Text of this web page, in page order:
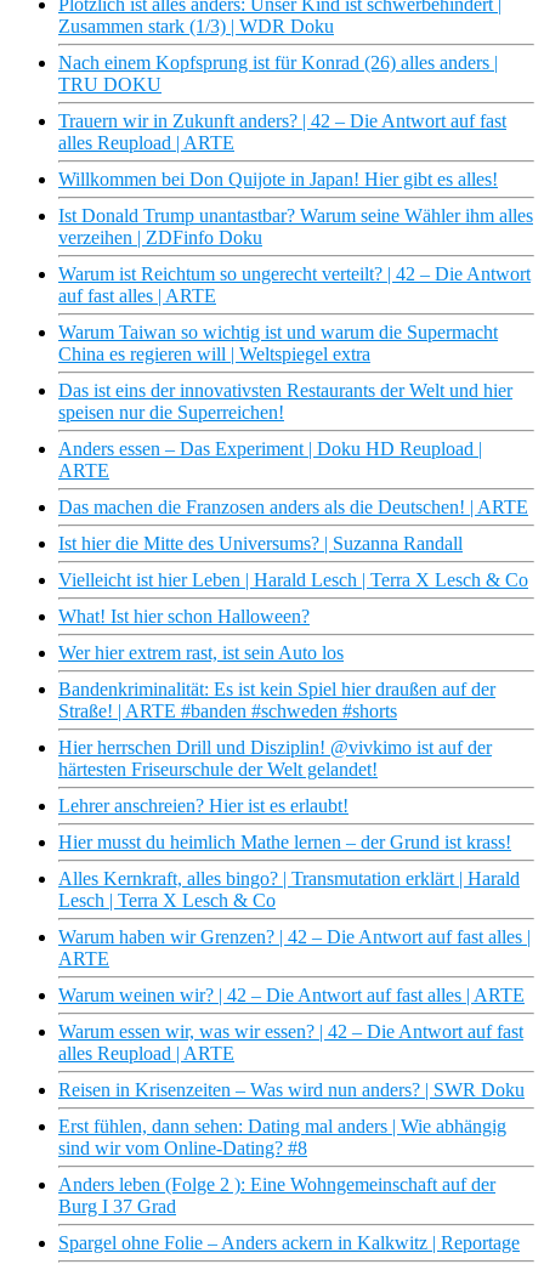
Plötzlich ist alles anders: Unser Kind ist schwerbehindert |
Zusammen stark (1/3) | WDR Doku
Nach einem Kopfsprung ist für Konrad (26) alles anders |
TRU DOKU
Trauern wir in Zukunft anders? | 42 – Die Antwort auf fast
alles Reupload | ARTE
Willkommen bei Don Quijote in Japan! Hier gibt es alles!
Ist Donald Trump unantastbar? Warum seine Wähler ihm alles
verzeihen | ZDFinfo Doku
Warum ist Reichtum so ungerecht verteilt? | 42 – Die Antwort
auf fast alles | ARTE
Warum Taiwan so wichtig ist und warum die Supermacht
China es regieren will | Weltspiegel extra
Das ist eins der innovativsten Restaurants der Welt und hier
speisen nur die Superreichen!
Anders essen – Das Experiment | Doku HD Reupload |
ARTE
Das machen die Franzosen anders als die Deutschen! | ARTE
Ist hier die Mitte des Universums? | Suzanna Randall
Vielleicht ist hier Leben | Harald Lesch | Terra X Lesch & Co
What! Ist hier schon Halloween?
Wer hier extrem rast, ist sein Auto los
Bandenkriminalität: Es ist kein Spiel hier draußen auf der
Straße! | ARTE #banden #schweden #shorts
Hier herrschen Drill und Disziplin! @vivkimo ist auf der
härtesten Friseurschule der Welt gelandet!
Lehrer anschreien? Hier ist es erlaubt!
Hier musst du heimlich Mathe lernen – der Grund ist krass!
Alles Kernkraft, alles bingo? | Transmutation erklärt | Harald
Lesch | Terra X Lesch & Co
Warum haben wir Grenzen? | 42 – Die Antwort auf fast alles |
ARTE
Warum weinen wir? | 42 – Die Antwort auf fast alles | ARTE
Warum essen wir, was wir essen? | 42 – Die Antwort auf fast
alles Reupload | ARTE
Reisen in Krisenzeiten – Was wird nun anders? | SWR Doku
Erst fühlen, dann sehen: Dating mal anders | Wie abhängig
sind wir vom Online-Dating? #8
Anders leben (Folge 2 ): Eine Wohngemeinschaft auf der
Burg I 37 Grad
Spargel ohne Folie – Anders ackern in Kalkwitz | Reportage